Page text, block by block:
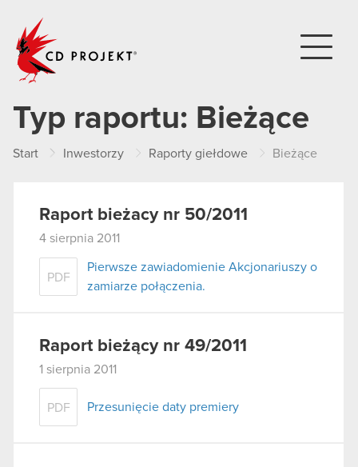
Typ raportu: Bieżące
Start Inwestorzy Raporty giełdowe Bieżące
Raport bieżacy nr 50/2011
4 sierpnia 2011
PDF
Pierwsze zawiadomienie Akcjonariuszy o
zamiarze połączenia.
Raport bieżący nr 49/2011
1 sierpnia 2011
PDF Przesunięcie daty premiery